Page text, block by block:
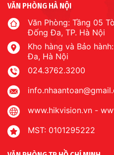
VĂN PHÒNG HÀ NỘI
Văn Phòng: Tầng 05
Đống Đa, TP. Hà Nội
Kho hàng và Bảo
Đa, Hà Nội
024.3762.3200
www.hikvision.vn -
MST: 0101295222